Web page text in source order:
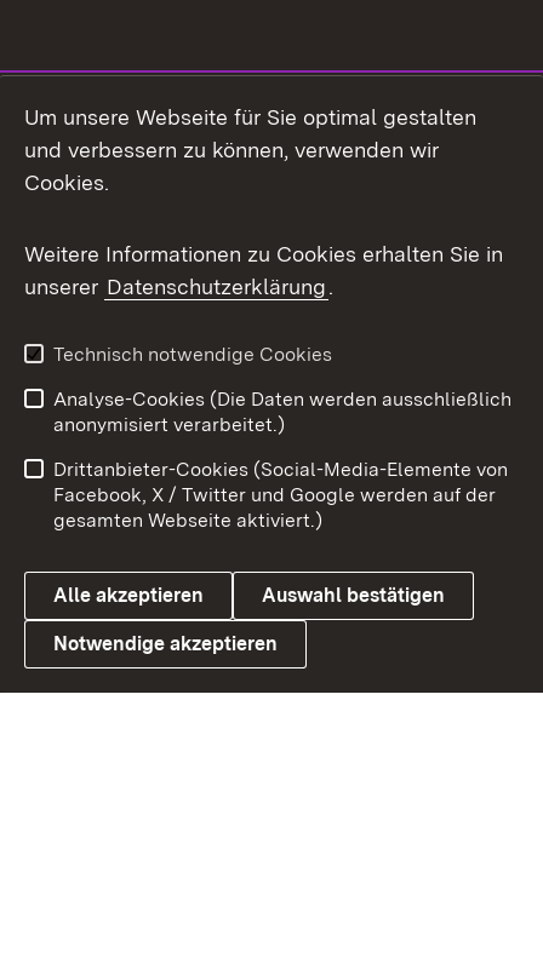
Facebook
X / Twitter
Youtube
Link zum Landesportal
Impressum
Kontakt
Barrierefreiheit
Datenschutz
Cookies
Um unsere Webseite für Sie optimal gestalten
und verbessern zu können, verwenden wir
Cookies.
Weitere Informationen zu Cookies erhalten Sie in
unserer Datenschutzerklärung.
Technisch notwendige Cookies
Analyse-Cookies (Die Daten werden ausschließlich
anonymisiert verarbeitet.)
Drittanbieter-Cookies (Social-Media-Elemente von
Facebook, X / Twitter und Google werden auf der
gesamten Webseite aktiviert.)
Alle akzeptieren Auswahl bestätigen
Notwendige akzeptieren